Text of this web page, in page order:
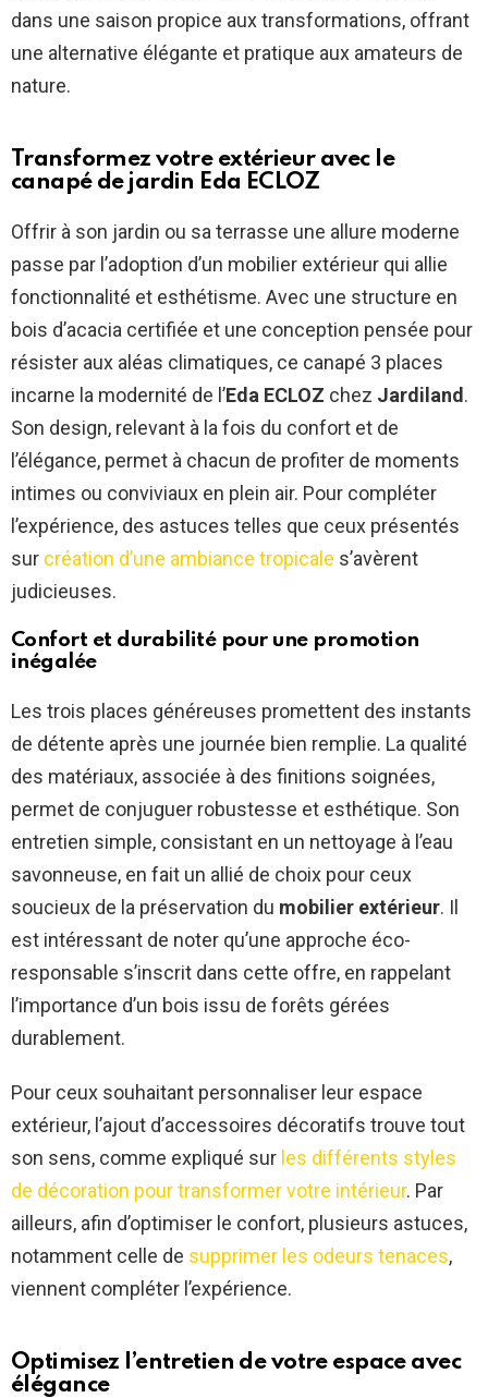
dans une saison propice aux transformations, offrant
une alternative élégante et pratique aux amateurs de
nature.
Transformez votre extérieur avec le
canapé de jardin Eda ECLOZ
Offrir à son jardin ou sa terrasse une allure moderne
passe par l’adoption d’un mobilier extérieur qui allie
fonctionnalité et esthétisme. Avec une structure en
bois d’acacia certifiée et une conception pensée pour
résister aux aléas climatiques, ce canapé 3 places
incarne la modernité de l’Eda ECLOZ chez Jardiland.
Son design, relevant à la fois du confort et de
l’élégance, permet à chacun de profiter de moments
intimes ou conviviaux en plein air. Pour compléter
l’expérience, des astuces telles que ceux présentés
sur création d’une ambiance tropicale s’avèrent
judicieuses.
Confort et durabilité pour une promotion
inégalée
Les trois places généreuses promettent des instants
de détente après une journée bien remplie. La qualité
des matériaux, associée à des finitions soignées,
permet de conjuguer robustesse et esthétique. Son
entretien simple, consistant en un nettoyage à l’eau
savonneuse, en fait un allié de choix pour ceux
soucieux de la préservation du mobilier extérieur. Il
est intéressant de noter qu’une approche éco-
responsable s’inscrit dans cette offre, en rappelant
l’importance d’un bois issu de forêts gérées
durablement.
Pour ceux souhaitant personnaliser leur espace
extérieur, l’ajout d’accessoires décoratifs trouve tout
son sens, comme expliqué sur les différents styles
de décoration pour transformer votre intérieur. Par
ailleurs, afin d’optimiser le confort, plusieurs astuces,
notamment celle de supprimer les odeurs tenaces,
viennent compléter l’expérience.
Optimisez l’entretien de votre espace avec
élégance